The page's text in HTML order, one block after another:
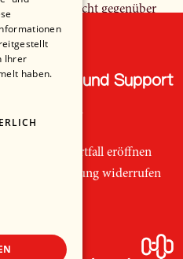
treu und gerecht gegenüber
und dunklen Zeiten.
einen tiefen, christlich
enorme musikalische Kraft
Kraft zurück, musikalisch
dann das großartige
der Seite von Ami davon, dass
wie es nun mal kommt.
und Leiden bereithält, dass
Mut niemals verlieren sollte.
Hilfe und Support
Telefon
Supportfall eröffnen
Bestellung widerrufen
Ihrer
haben.